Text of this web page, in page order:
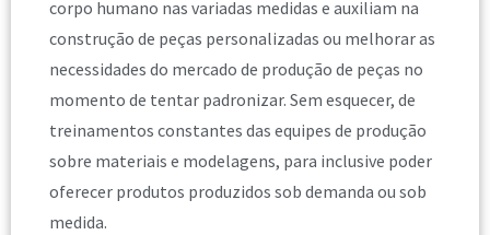
corpo humano nas variadas medidas e auxiliam na
construção de peças personalizadas ou melhorar as
necessidades do mercado de produção de peças no
momento de tentar padronizar. Sem esquecer, de
treinamentos constantes das equipes de produção
sobre materiais e modelagens, para inclusive poder
oferecer produtos produzidos sob demanda ou sob
medida.